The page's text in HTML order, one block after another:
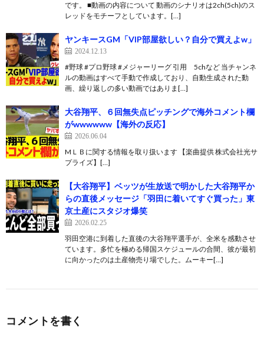
です。 ■動画の内容について 動画のシナリオは2ch(5ch)のス
レッドをモチーフとしています。[…]
ヤンキースGM「VIP部屋欲しい？自分で買えよw」
2024.12.13
#野球 #プロ野球 #メジャーリーグ 引用 5chなど 当チャンネ
ルの動画はすべて手動で作成しており、自動生成された動
画、繰り返しの多い動画ではありま[…]
大谷翔平、６回無失点ピッチングで海外コメント欄
がwwwwww【海外の反応】
2026.06.04
MＬＢに関する情報を取り扱います 【楽曲提供 株式会社光サ
プライズ】[…]
【大谷翔平】ベッツが生放送で明かした大谷翔平か
らの直後メッセージ「羽田に着いてすぐ買った」東
京土産にスタジオ爆笑
2026.02.25
羽田空港に到着した直後の大谷翔平選手が、全米を感動させ
ています。多忙を極める帰国スケジュールの合間、彼が最初
に向かったのは土産物売り場でした。ムーキー[…]
コメントを書く